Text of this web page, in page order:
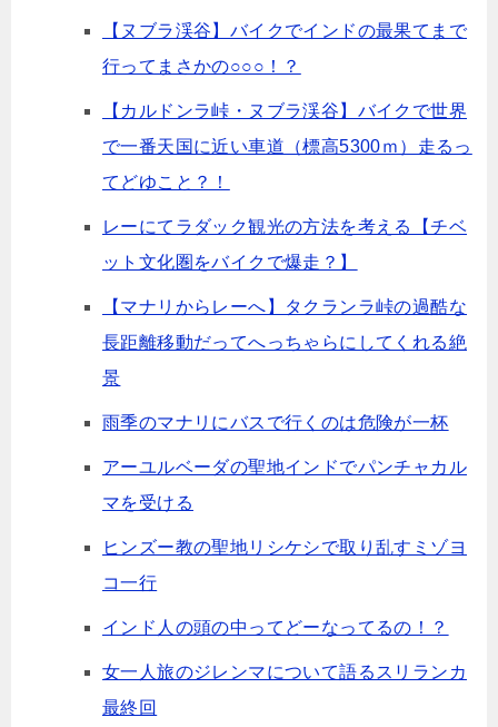
【ヌブラ渓谷】バイクでインドの最果てまで
行ってまさかの○○○！？
【カルドンラ峠・ヌブラ渓谷】バイクで世界
で一番天国に近い車道（標高5300ｍ）走るっ
てどゆこと？！
レーにてラダック観光の方法を考える【チベ
ット文化圏をバイクで爆走？】
【マナリからレーへ】タクランラ峠の過酷な
長距離移動だってへっちゃらにしてくれる絶
景
雨季のマナリにバスで行くのは危険が一杯
アーユルベーダの聖地インドでパンチャカル
マを受ける
ヒンズー教の聖地リシケシで取り乱すミゾヨ
コ一行
インド人の頭の中ってどーなってるの！？
女一人旅のジレンマについて語るスリランカ
最終回